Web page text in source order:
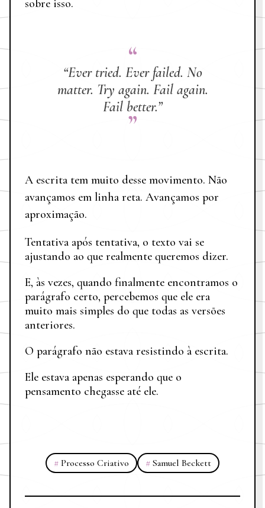
sobre isso.
“Ever tried. Ever failed. No
matter. Try again. Fail again.
Fail better.”
A escrita tem muito desse movimento. Não
avançamos em linha reta. Avançamos por
aproximação.
Tentativa após tentativa, o texto vai se
ajustando ao que realmente queremos dizer.
E, às vezes, quando finalmente encontramos o
parágrafo certo, percebemos que ele era
muito mais simples do que todas as versões
anteriores.
O parágrafo não estava resistindo à escrita.
Ele estava apenas esperando que o
pensamento chegasse até ele.
# Processo Criativo # Samuel Beckett